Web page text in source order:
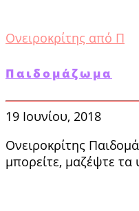
Ονειροκρίτης από Π
Παιδομάζωμα
19 Ιουνίου, 2018
Ονειροκρίτης
μπορείτε, μαζέψτε τα